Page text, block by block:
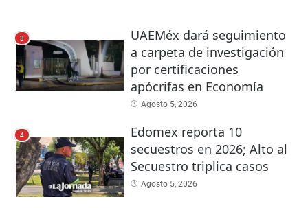
3
UAEMéx dará seguimiento
a carpeta de investigación
por certificaciones
apócrifas en Economía
Agosto 5, 2026
4
Edomex reporta 10
secuestros en 2026; Alto al
Secuestro triplica casos
Agosto 5, 2026